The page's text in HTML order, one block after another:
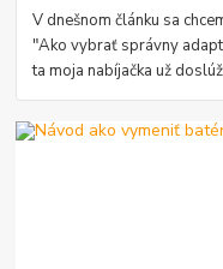
V dnešnom článku sa
"Ako vybrať správny
ta moja nabíjačka už